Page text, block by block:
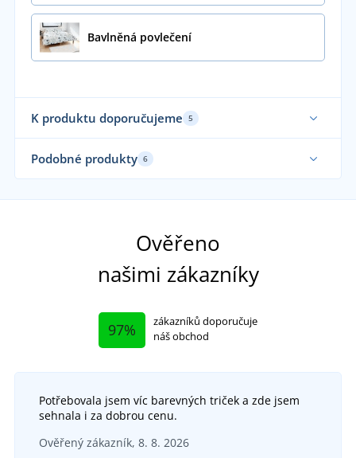
Bavlněná povlečení
K produktu doporučujeme 5
Sami používáme
+9
Podobné produkty 6
Ověřeno
našimi zákazníky
97%
zákazníků doporučuje
náš obchod
Potřebovala jsem víc barevných triček a zde jsem
sehnala i za dobrou cenu.
Ověřený zákazník, 8. 8. 2026